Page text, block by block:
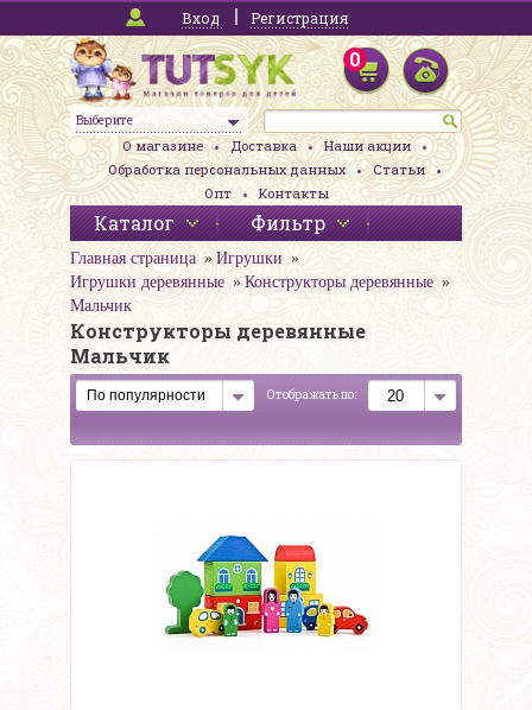
Вход Регистрация
Выберите
0
О магазине Доставка
Наши акции
Обработка персональных данных
Статьи
Опт
Контакты
Каталог Фильтр
Главная страница
Игрушки
Игрушки деревянные
Конструкторы деревянные
Мальчик
Конструкторы деревянные
Мальчик
Отображать по: